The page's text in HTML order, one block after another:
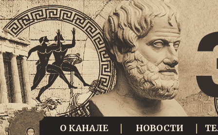
О КАНАЛЕ НОВОСТИ